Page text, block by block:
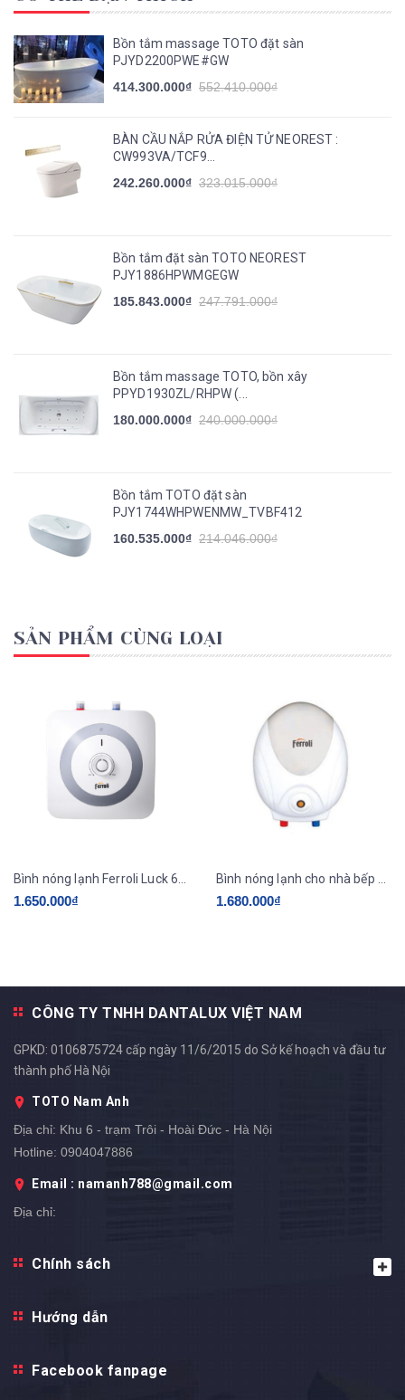
Bồn tắm massage TOTO đặt sàn
PJYD2200PWE#GW
414.300.000₫ 552.410.000₫
BÀN CẦU NẮP RỬA ĐIỆN TỬ NEOREST :
CW993VA/TCF9...
242.260.000₫ 323.015.000₫
Bồn tắm đặt sàn TOTO NEOREST
PJY1886HPWMGEGW
185.843.000₫ 247.791.000₫
Bồn tắm massage TOTO, bồn xây
PPYD1930ZL/RHPW (...
180.000.000₫ 240.000.000₫
Bồn tắm TOTO đặt sàn
PJY1744WHPWENMW_TVBF412
160.535.000₫ 214.046.000₫
SẢN PHẨM CÙNG LOẠI
1.650.000₫ 1.680.000₫
CÔNG TY TNHH DANTALUX VIỆT NAM
GPKD: 0106875724 cấp ngày 11/6/2015 do Sở kế hoạch và đầu tư
thành phố Hà Nội
TOTO Nam Anh
Địa chỉ: Khu 6 - trạm Trôi - Hoài Đức - Hà Nội
Hotline: 0904047886
Email : namanh788@gmail.com
Địa chỉ: